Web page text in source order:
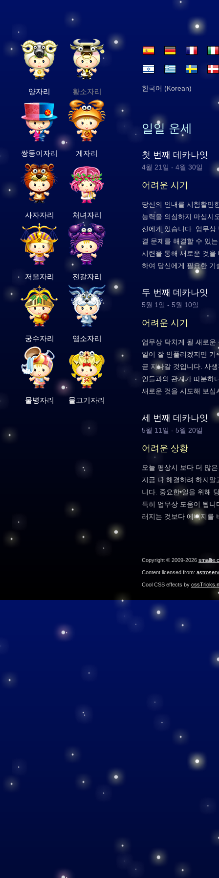
양자리 황소자리
쌍둥이자리 게자리
사자자리 처녀자리
저울자리 전갈자리
궁수자리 염소자리
물병자리 물고기자리
한국어 (Korean)
일일 운세
첫 번째 데카나잇
4월 21일 - 4월 30일
어려운 시기
당신의 인내를 시험할만
능력을 의심하지 마십시
신에게 있습니다. 업무
결 문제를 해결할 수 있
시련을 통해 새로운 것
하여 당신에게 필요한 기
두 번째 데카나잇
5월 1일 - 5월 10일
어려운 시기
업무상 닥치게 될 새로
일이 잘 안풀리겠지만
곧 지나갈 것입니다. 사
인들과의 관계가 따분하
새로운 것을 시도해 보십
세 번째 데카나잇
5월 11일 - 5월 20일
어려운 상황
오늘 평상시 보다 더 많
지금 다 해결하려 하지
니다. 중요한 일을 위해
특히 업무상 도움이 됩
러지는 것보다 에너지를
Copyright © 2009-2026
Content licensed from:
Cool CSS effects by